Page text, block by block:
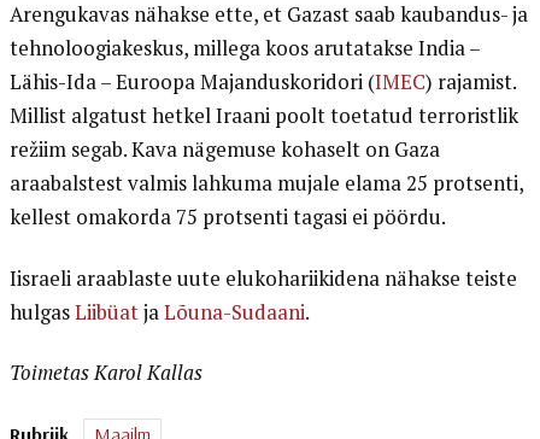
Arengukavas nähakse ette, et Gazast saab kaubandus- ja
tehnoloogiakeskus, millega koos arutatakse India –
Lähis-Ida – Euroopa Majanduskoridori (IMEC) rajamist.
Millist algatust hetkel Iraani poolt toetatud terroristlik
režiim segab. Kava nägemuse kohaselt on Gaza
araabalstest valmis lahkuma mujale elama 25 protsenti,
kellest omakorda 75 protsenti tagasi ei pöördu.
Iisraeli araablaste uute elukohariikidena nähakse teiste
hulgasLiibüatjaLõuna-Sudaani.
Toimetas Karol Kallas